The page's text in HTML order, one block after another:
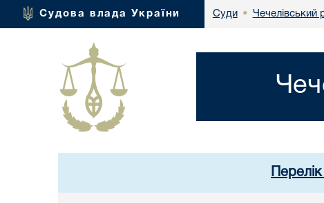
Судова влада України Суди • Чечелівський